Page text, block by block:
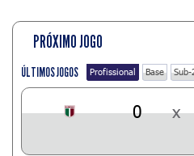
PRÓXIMO JOGO
ÚLTIMOS JOGOS Profissional Base Sub-
0 x